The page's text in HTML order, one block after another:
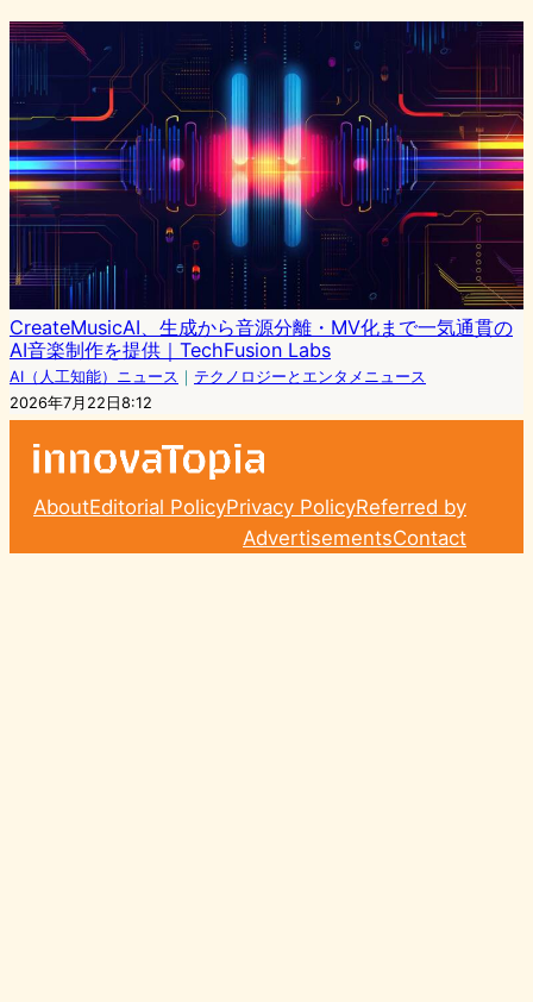
CreateMusicAI、生成から音源分離・MV化まで一気通貫の
AI音楽制作を提供｜TechFusion Labs
AI（人工知能）ニュース ｜ テクノロジーとエンタメニュース
2026年7月22日8:12
AboutEditorial PolicyPrivacy PolicyReferred by
AdvertisementsContact